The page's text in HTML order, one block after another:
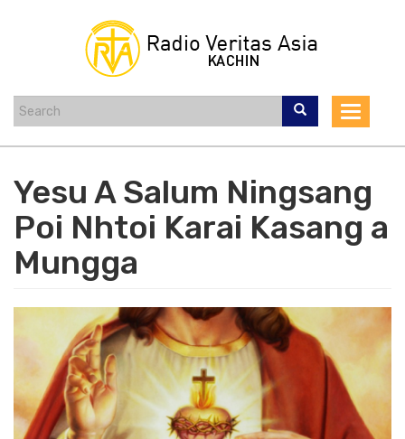
Toggle
Yesu A Salum Ningsang
Poi Nhtoi Karai Kasang a
Mungga